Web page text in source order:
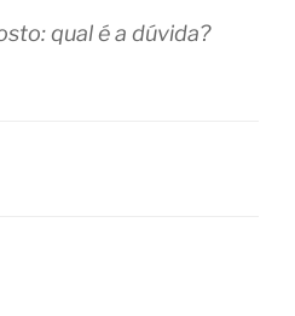
qual é a dúvida?